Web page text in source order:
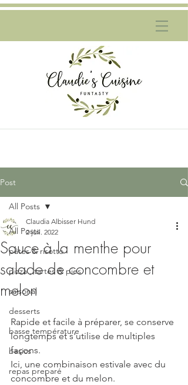
Post
All Posts
pâtes & risotto
pizza , tartes & pies
saisonal
desserts
basse température
basics
repas preparé
All Posts
Sauce à la menthe pour
salade de concombre et
melon
Claudia Albisser Hund
2 juil. 2022
Rapide et facile à préparer, se conserve
longtemps et s'utilise de multiples
façons.
Ici, une combinaison estivale avec du
concombre et du melon.